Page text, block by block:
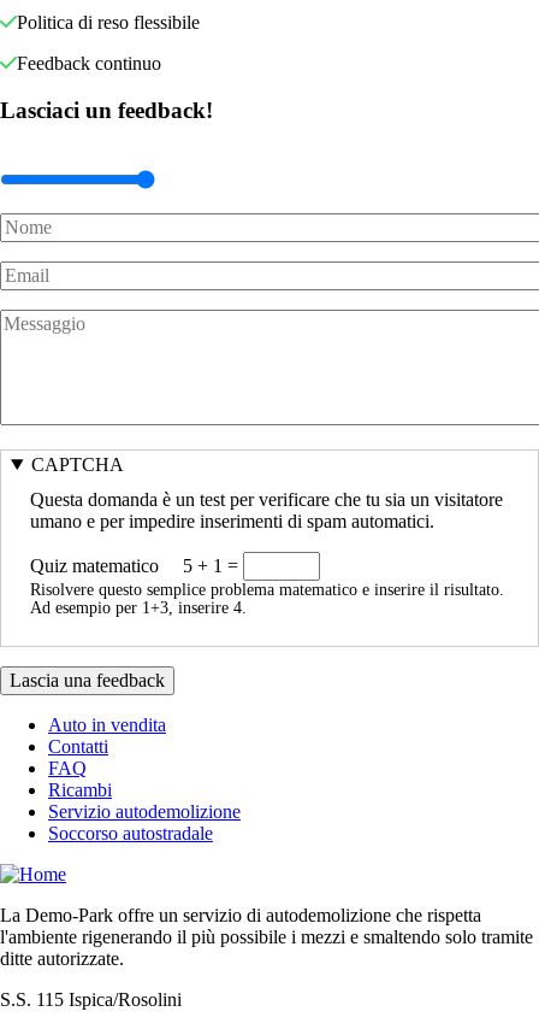
Politica di reso flessibile
Feedback continuo
Lasciaci un feedback!
CAPTCHA
Questa domanda è un test per verificare che tu sia un visitatore
umano e per impedire inserimenti di spam automatici.
Quiz matematico 5 + 1 =
Risolvere questo semplice problema matematico e inserire il risultato.
Ad esempio per 1+3, inserire 4.
Auto in vendita
Contatti
FAQ
Ricambi
Servizio autodemolizione
Soccorso autostradale
La Demo-Park offre un servizio di autodemolizione che rispetta
l'ambiente rigenerando il più possibile i mezzi e smaltendo solo tramite
ditte autorizzate.
S.S. 115 Ispica/Rosolini